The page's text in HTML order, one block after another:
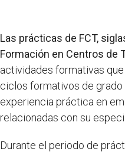
Las prácticas de FCT,
Formación en Centros de
actividades formativas
ciclos formativos de
experiencia práctica en
relacionadas con su
Durante el periodo de